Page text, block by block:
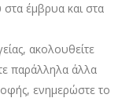
στα έμβρυα και στα
ακολουθείτε
παράλληλα άλλα
ενημερώστε το